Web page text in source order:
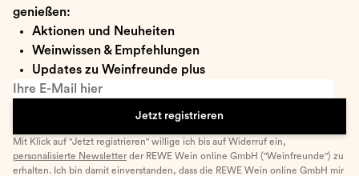
genießen:
Aktionen und Neuheiten
Weinwissen & Empfehlungen
Updates zu Weinfreunde plus
Ihre E-Mail hier
Jetzt registrieren
Mit Klick auf "Jetzt registrieren" willige ich bis auf Widerruf ein,
personalisierte Newsletter der REWE Wein online GmbH ("Weinfreunde") zu
erhalten. Ich bin damit einverstanden, dass die REWE Wein online GmbH mir